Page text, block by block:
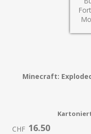
Minecraft:
CHF 16.50